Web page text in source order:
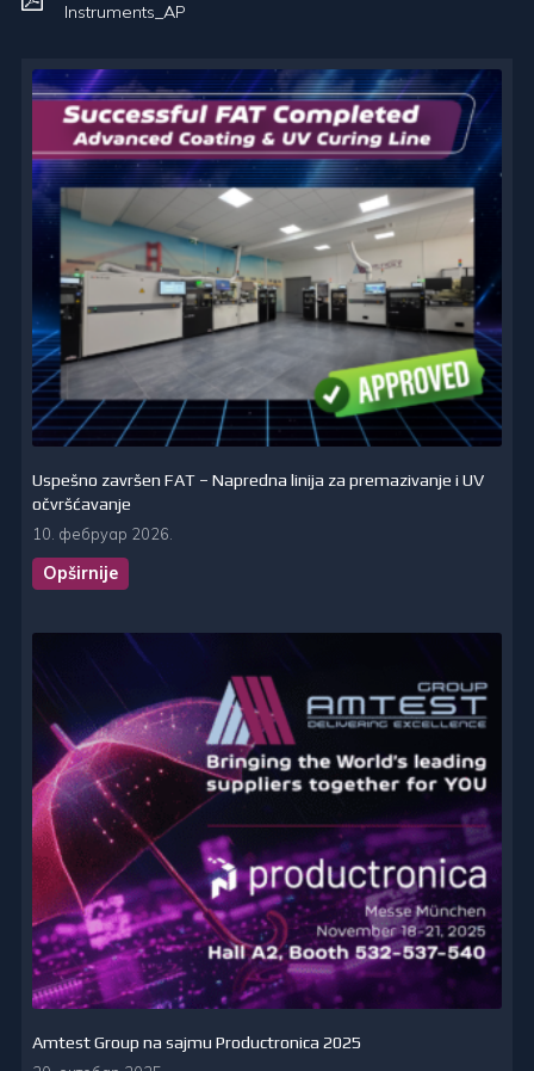
Instruments_AP
Uspešno završen FAT – Napredna linija za premazivanje i UV
očvršćavanje
10. фебруар 2026.
Opširnije
Amtest Group na sajmu Productronica 2025